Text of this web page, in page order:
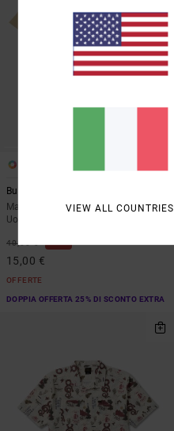
Burner
Maglietta a maniche corte Marrone
Uomo
40,00 €
15,00 €
OFFERTE
DOPPIA OFFERTA 25% DI SCONTO EXTRA
VIEW ALL COUNTRIES